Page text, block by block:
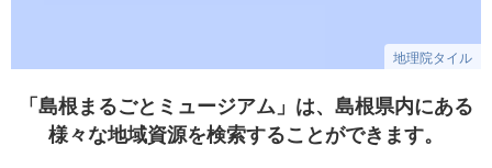
地理院タイル
「島根まるごとミュージアム」は、島根県内にある
様々な地域資源を検索することができます。